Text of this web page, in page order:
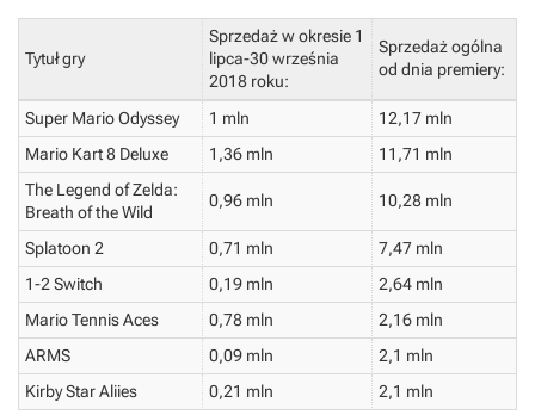
Tytuł gry
Sprzedaż w okresie 1
lipca-30 września
2018 roku:
Sprzedaż ogólna
od dnia premiery:
Super Mario Odyssey 1 mln
12,17 mln
Mario Kart 8 Deluxe
1,36 mln
11,71 mln
The Legend of Zelda:
Breath of the Wild
0,96 mln 10,28 mln
Splatoon 2 0,71 mln
7,47 mln
1-2 Switch
0,19 mln
2,64 mln
Mario Tennis Aces
0,78 mln
2,16 mln
ARMS
0,09 mln
2,1 mln
Kirby Star Aliies
0,21 mln 2,1 mln